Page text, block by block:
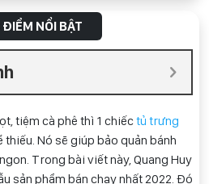
NỔI BẬT
tiệm cà phê thì 1 chiếc tủ trưng
thiếu. Nó sẽ giúp bảo quản bánh
Trong bài viết này, Quang Huy
sản phẩm bán chạy nhất 2022. Đó